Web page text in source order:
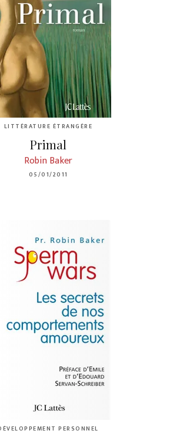
LITTÉRATURE ÉTRANGÈRE
Primal
Robin Baker
05/01/2011
PERSONNEL